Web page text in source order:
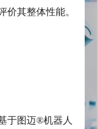
价其整体性能。
于图迈®机器人